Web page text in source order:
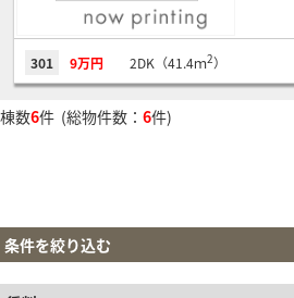
301 9万円 2DK（41.4ｍ2）
棟数6件 (総物件数： 6件)
条件を絞り込む